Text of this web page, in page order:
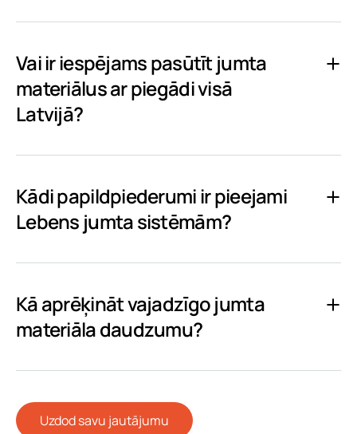
Uzdod savu jautājumu
Vai ir iespējams pasūtīt jumta
materiālus ar piegādi visā
Latvijā?
Kādi papildpiederumi ir pieejami
Lebens jumta sistēmām?
Kā aprēķināt vajadzīgo jumta
materiāla daudzumu?